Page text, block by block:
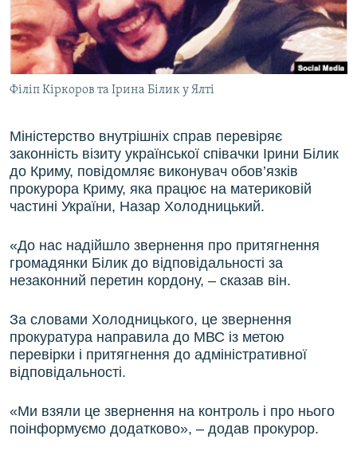
ВІДЕОУРОКИ «ELIFBE»
СВІДЧЕННЯ ОКУПАЦІЇ
УКРАЇНСЬКА ПРОБЛЕМА КРИМУ
ІНФОГРАФІКА
Русский
Qırımtatar
ДОЛУЧАЙСЯ!
Усі сайти RFE/RL
Філіп Кіркоров та Ірина Білик у Ялті
Міністерство внутрішніх справ перевіряє
законність візиту української співачки Ірини Білик
до Криму, повідомляє виконувач обов’язків
прокурора Криму, яка працює на материковій
частині України, Назар Холодницький.
«До нас надійшло звернення про притягнення
громадянки Білик до відповідальності за
незаконний перетин кордону, – сказав він.
За словами Холодницького, це звернення
прокуратура направила до МВС із метою
перевірки і притягнення до адміністративної
відповідальності.
«Ми взяли це звернення на контроль і про нього
поінформуємо додатково», – додав прокурор.